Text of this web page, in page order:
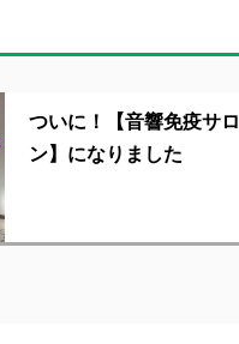
ついに！【音響免疫サロ
ン】になりました